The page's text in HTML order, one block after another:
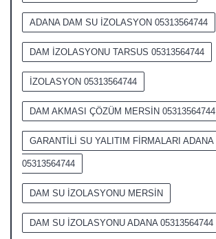
ADANA DAM SU İZOLASYON 05313564744
DAM İZOLASYONU TARSUS 05313564744
İZOLASYON 05313564744
DAM AKMASI ÇÖZÜM MERSİN 05313564744
GARANTİLİ SU YALITIM FİRMALARI ADANA
05313564744
DAM SU İZOLASYONU MERSİN
DAM SU İZOLASYONU ADANA 05313564744